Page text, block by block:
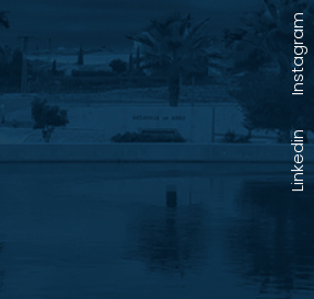
Linkedin
Instagram